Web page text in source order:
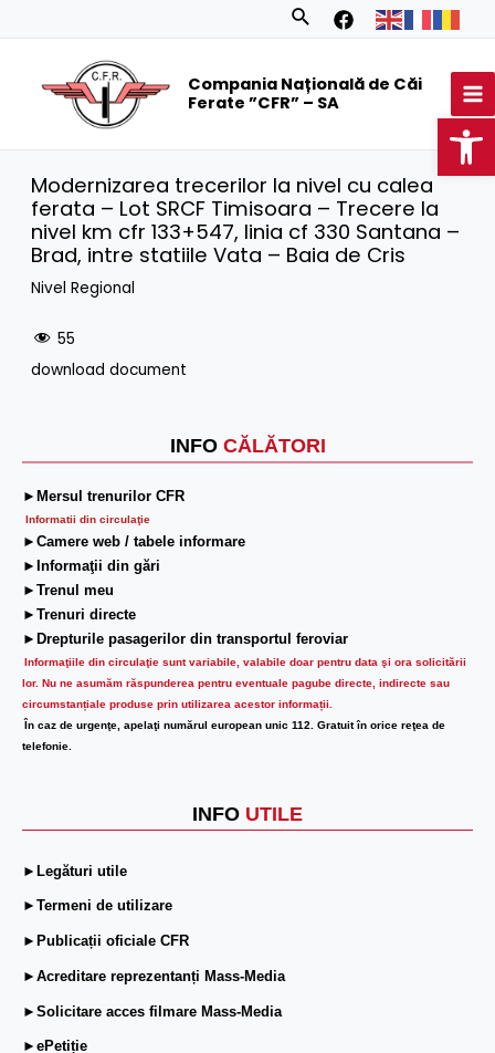
Search
Compania Națională de Căi
Ferate ”CFR” – SA
INFO CĂLĂTORI
►Mersul trenurilor CFR
Informatii din circulaţie
►Camere web / tabele informare
►Informaţii din gări
►Trenul meu
►Trenuri directe
►Drepturile pasagerilor din transportul feroviar
Informaţiile din circulaţie sunt variabile, valabile doar pentru data şi ora solicitării
lor. Nu ne asumăm răspunderea pentru eventuale pagube directe, indirecte sau
circumstanțiale produse prin utilizarea acestor informații.
În caz de urgenţe, apelaţi numărul european unic 112. Gratuit în orice reţea de
telefonie.
INFO UTILE
►Legături utile
►Termeni de utilizare
►Publicații oficiale CFR
►Acreditare reprezentanți Mass-Media
►Solicitare acces filmare Mass-Media
►ePetiție
Modernizarea trecerilor la nivel cu calea
ferata – Lot SRCF Timisoara – Trecere la
nivel km cfr 133+547, linia cf 330 Santana –
Brad, intre statiile Vata – Baia de Cris
Nivel Regional
55
download document